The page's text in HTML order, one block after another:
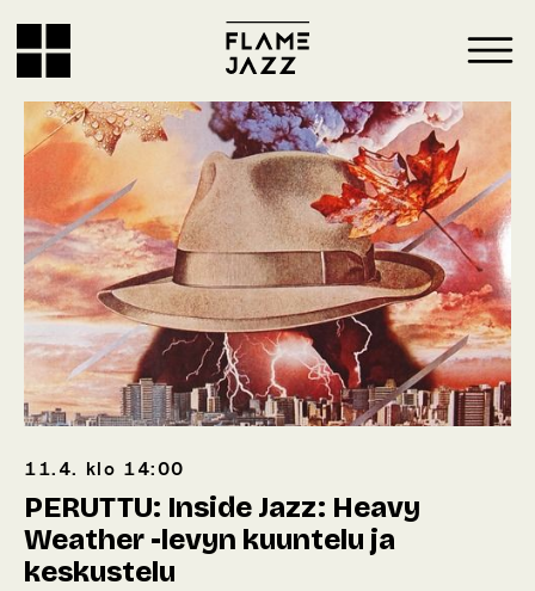
11.4. klo 14:00
PERUTTU: Inside Jazz: Heavy
Weather -levyn kuuntelu ja
keskustelu